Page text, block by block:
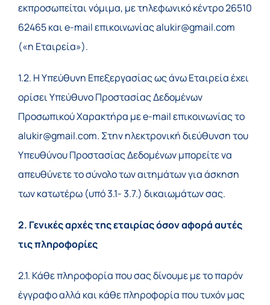
εκπροσωπείται νόμιμα, με τηλεφωνικό κέντρο 26510
62465 και e-mail επικοινωνίας alukir@gmail.com
(«η Εταιρεία»).
1.2. Η Υπεύθυνη Επεξεργασίας ως άνω Εταιρεία έχει
ορίσει Υπεύθυνο Προστασίας Δεδομένων
Προσωπικού Χαρακτήρα με e-mail επικοινωνίας το
alukir@gmail.com. Στην ηλεκτρονική διεύθυνση του
Υπευθύνου Προστασίας Δεδομένων μπορείτε να
απευθύνετε το σύνολο των αιτημάτων για άσκηση
των κατωτέρω (υπό 3.1- 3.7.) δικαιωμάτων σας.
2. Γενικές αρχές της εταιρίας όσον αφορά αυτές
τις πληροφορίες
2.1. Κάθε πληροφορία που σας δίνουμε με το παρόν
έγγραφο αλλά και κάθε πληροφορία που τυχόν μας